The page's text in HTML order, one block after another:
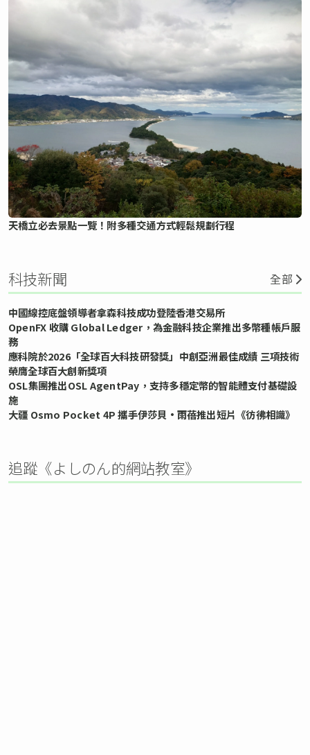
天橋立必去景點一覽！附多種交通方式輕鬆規劃行程
科技新聞 全部
中國線控底盤領導者拿森科技成功登陸香港交易所
OpenFX 收購 Global Ledger，為金融科技企業推出多幣種帳戶服
務
應科院於2026「全球百大科技研發獎」中創亞洲最佳成績 三項技術
榮膺全球百大創新獎項
OSL集團推出OSL AgentPay，支持多穩定幣的智能體支付基礎設
施
大疆 Osmo Pocket 4P 攜手伊莎貝•雨蓓推出短片《彷彿相識》
追蹤《よしのん的網站教室》